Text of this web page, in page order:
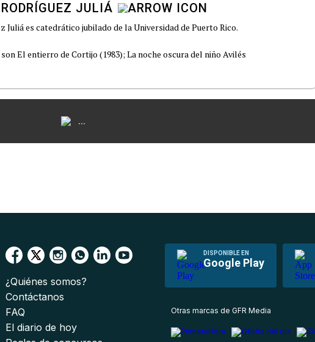
RODRÍGUEZ JULIÁ
es catedrático jubilado de la Universidad de Puerto Rico.
El entierro de Cortijo (1983); La noche oscura del niño Avilés
...
DISPONIBLE EN
Google Play
¿Quiénes somos?
Contáctanos
FAQ
El diario de hoy
Otras marcas de GFR Media